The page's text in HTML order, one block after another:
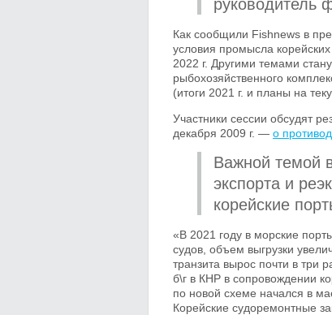
руководитель
Как сообщили Fishnews в
условия промысла
2022 г. Другими темами
рыбохозяйственного
(итоги 2021 г. и планы на
Участники сессии обсудят
декабря 2009 г. — о
Важной темой
экспорта и
корейские
«В 2021 году в морские
судов, объем выгрузки
транзита вырос почти в три
б\г в КНР в сопровождении
по новой схеме начался в
Корейские судоремонтные